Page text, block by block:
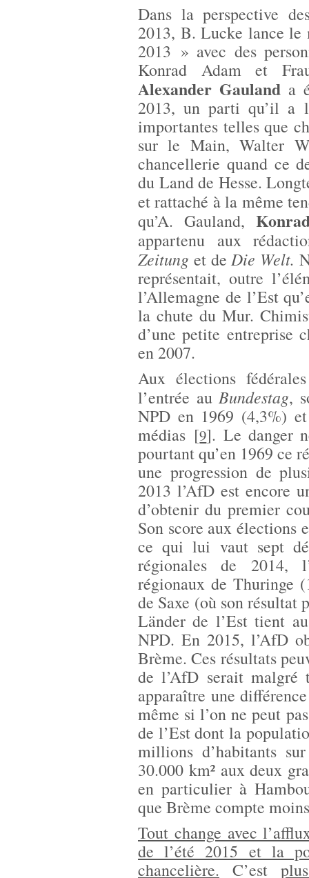
Dans la perspective
2013, B. Lucke lance
2013 » avec des
Konrad Adam et
Alexander Gauland a
2013, un parti qu’il a
importantes telles que
sur le Main, Walter
chancellerie quand ce
du Land de Hesse.
et rattaché à la même
qu’A. Gauland,
appartenu aux
Zeitung et deDie Welt.
représentait, outre
l’Allemagne de l’Est
la chute du Mur.
d’une petite entreprise
en 2007.
Aux élections
l’entrée auBundestag,
NPD en 1969 (4,3%)
médias [9]. Le danger
pourtant qu’en 1969 ce
une progression de
2013 l’AfD est encore
d’obtenir du premier
Son score aux élections
ce qui lui vaut sept
régionales de 2014,
régionaux de Thuringe
de Saxe (où son résultat
Länder de l’Est tient
NPD. En 2015, l’AfD
Brème. Ces résultats
de l’AfD serait
apparaître une
même si l’on ne peut
de l’Est dont la
millions d’habitants
30.000 km² aux deux
en particulier à
que Brème compte
Tout change avec
de l’été 2015 et la
chancelière. C’est